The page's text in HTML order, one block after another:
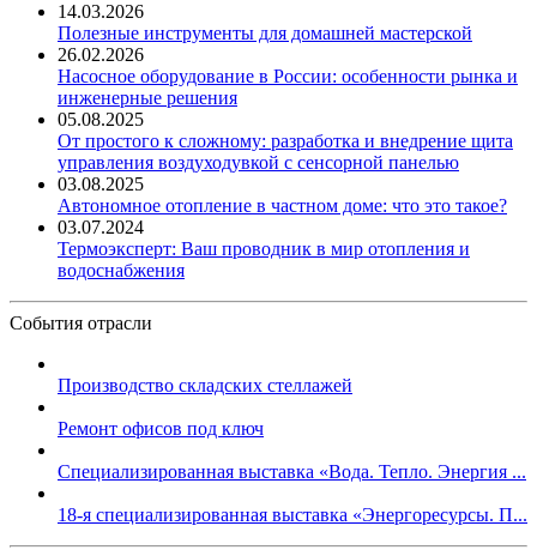
14.03.2026
Полезные инструменты для домашней мастерской
26.02.2026
Насосное оборудование в России: особенности рынка и
инженерные решения
05.08.2025
От простого к сложному: разработка и внедрение щита
управления воздуходувкой с сенсорной панелью
03.08.2025
Автономное отопление в частном доме: что это такое?
03.07.2024
Термоэксперт: Ваш проводник в мир отопления и
водоснабжения
События отрасли
Производство складских стеллажей
Ремонт офисов под ключ
Специализированная выставка «Вода. Тепло. Энергия ...
18-я специализированная выставка «Энергоресурсы. П...